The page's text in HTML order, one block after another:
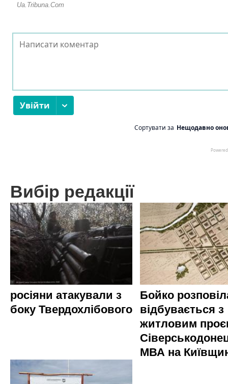
Вибір редакції
росіяни атакували з
боку Твердохлібового
Бойко
відбувається з
житловим
МВА на